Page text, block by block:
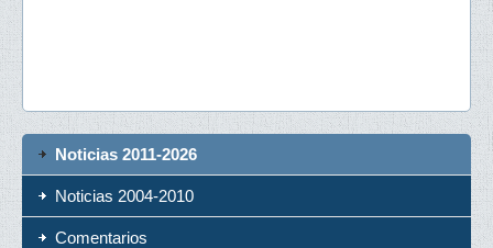
Noticias 2011-2026
Noticias 2004-2010
Comentarios